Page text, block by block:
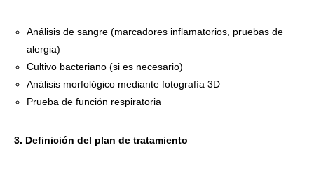
Análisis de sangre (marcadores inflamatorios, pruebas de
alergia)
Cultivo bacteriano (si es necesario)
Análisis morfológico mediante fotografía 3D
Prueba de función respiratoria
3. Definición del plan de tratamiento